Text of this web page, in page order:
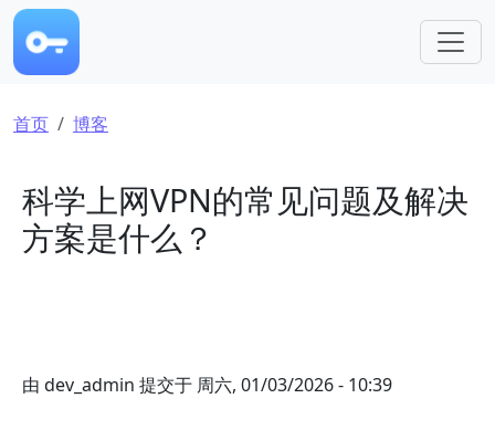
跳转到主要内容
面包屑
首页 博客
科学上网VPN的常见问题及解决
方案是什么？
由 dev_admin 提交于 周六, 01/03/2026 - 10:39